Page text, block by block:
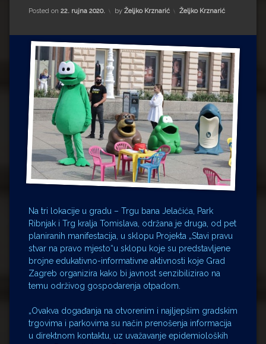
Matea Andrić
Ljiljana Lekanić-Kljaić
Željko Krznarić
Mario Lovreković
Miroslav Šantek
Posted on 22. rujna 2020. by Željko Krznarić Kategorije:
Željko Krznarić
Na tri lokacije u gradu – Trgu bana Jelačića, Park
Ribnjak i Trg kralja Tomislava, održana je druga, od pet
planiranih manifestacija, u sklopu Projekta „Stavi pravu
stvar na pravo mjesto“u sklopu koje su predstavljene
brojne edukativno-informativne aktivnosti koje Grad
Zagreb organizira kako bi javnost senzibilizirao na
temu održivog gospodarenja otpadom.
„Ovakva događanja na otvorenim i najljepšim gradskim
trgovima i parkovima su način prenošenja informacija
u direktnom kontaktu, uz uvažavanje epidemioloških